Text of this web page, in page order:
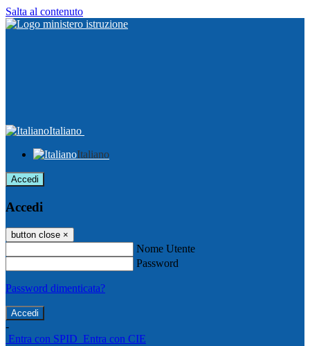
Salta al contenuto
Italiano
Italiano
Accedi
Accedi
button close ×
Nome Utente
Password
Password dimenticata?
-
Entra con SPID Entra con CIE